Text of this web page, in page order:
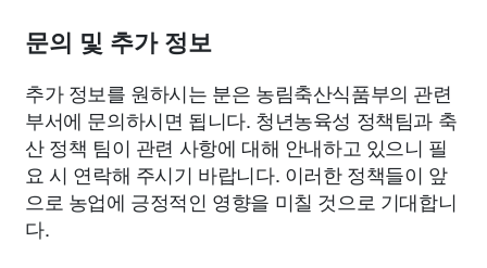
문의 및 추가 정보
추가 정보를 원하시는 분은 농림축산식품부의 관련
부서에 문의하시면 됩니다. 청년농육성 정책팀과 축
산 정책 팀이 관련 사항에 대해 안내하고 있으니 필
요 시 연락해 주시기 바랍니다. 이러한 정책들이 앞
으로 농업에 긍정적인 영향을 미칠 것으로 기대합니
다.